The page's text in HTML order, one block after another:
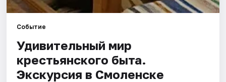
Событие
Удивительный мир
крестьянского быта.
Экскурсия в Смоленске